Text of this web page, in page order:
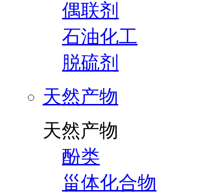
偶联剂
石油化工
脱硫剂
天然产物
天然产物
酚类
甾体化合物